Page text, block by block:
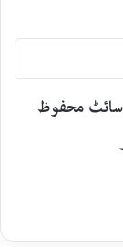
سائٹ محفوظ